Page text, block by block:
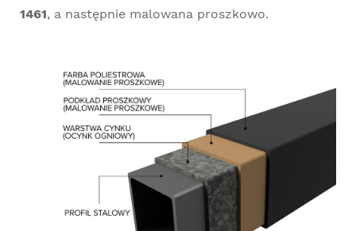
1461, a następnie malowana proszkowo.